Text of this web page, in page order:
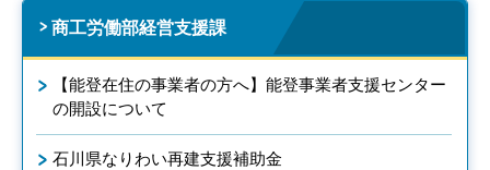
商工労働部経営支援課
【能登在住の事業者の方へ】能登事業者支援センター
の開設について
石川県なりわい再建支援補助金